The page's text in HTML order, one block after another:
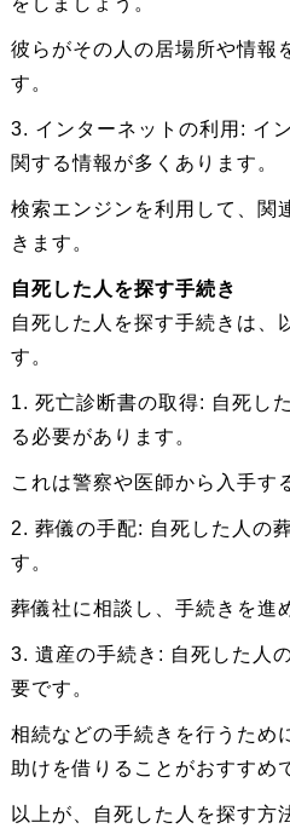
彼らがその人の居場所や情報
す。
3. インターネットの利用: イ
関する情報が多くあります。
検索エンジンを利用して、関
きます。
自死した人を探す手続き
自死した人を探す手続きは、
す。
1. 死亡診断書の取得: 自死し
る必要があります。
これは警察や医師から入手す
2. 葬儀の手配: 自死した人の
す。
葬儀社に相談し、手続きを進
3. 遺産の手続き: 自死した人
要です。
相続などの手続きを行うため
助けを借りることがおすすめ
以上が、自死した人を探す方